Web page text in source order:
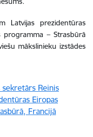
Latvijas prezidentūras
– Strasbūrā
mākslinieku izstādes